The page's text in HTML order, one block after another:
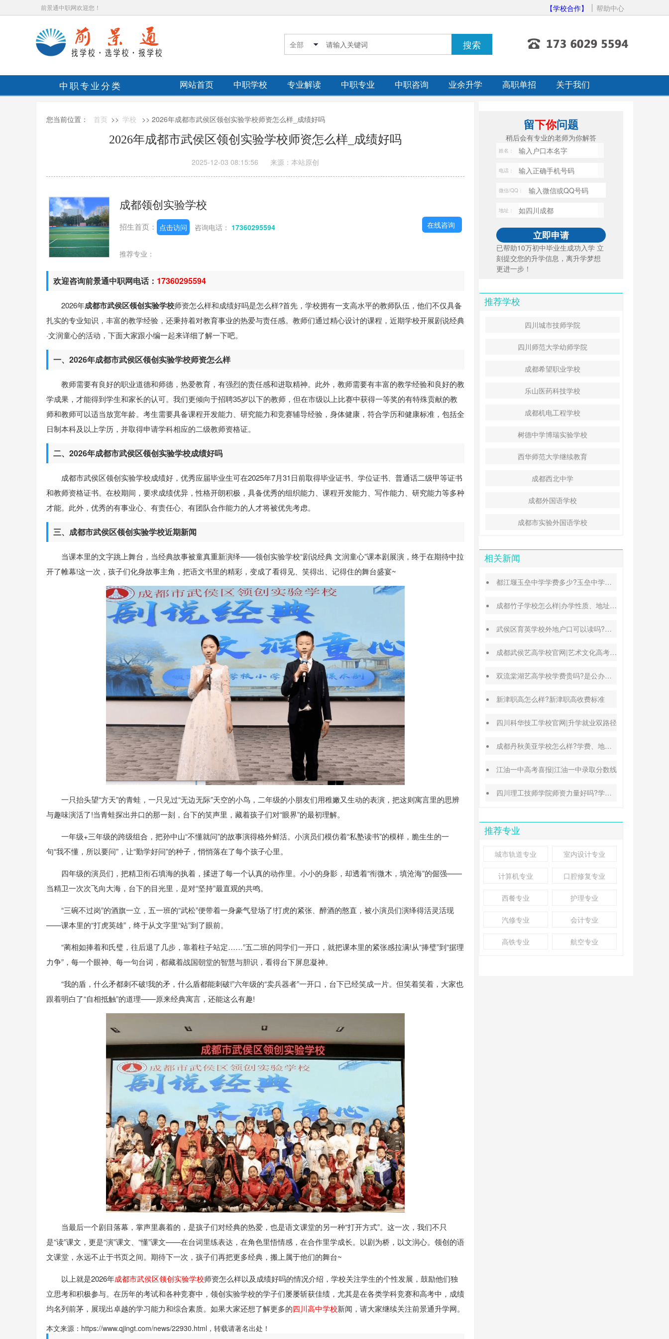
前景通中职网欢迎您！ 【学校合作】 帮助中心
中职专业分类 网站首页 中职学校 专业解读 中职专业 中职咨询 业余升学 高职单招 关于我们
您当前位置： 首页 >> 学校 >> 2026年成都市武侯区领创实验学校师资怎么样_成绩好吗
2026年成都市武侯区领创实验学校师资怎么样_成绩好吗
2025-12-03 08:15:56 来源：本站原创
成都领创实验学校
招生首页： 点击访问 咨询电话： 17360295594
推荐专业：
在线咨询
欢迎咨询前景通中职网电话： 17360295594
2026年成都市武侯区领创实验学校师资怎么样和成绩好吗是怎么样?首先，学校拥有一支高水平的教师队伍，他们不仅具备
扎实的专业知识，丰富的教学经验，还秉持着对教育事业的热爱与责任感。教师们通过精心设计的课程，近期学校开展剧说经典
·文润童心的活动，下面大家跟小编一起来详细了解一下吧。
一、2026年成都市武侯区领创实验学校师资怎么样
教师需要有良好的职业道德和师德，热爱教育，有强烈的责任感和进取精神。此外，教师需要有丰富的教学经验和良好的教
学成果，才能得到学生和家长的认可。我们更倾向于招聘35岁以下的教师，但在市级以上比赛中获得一等奖的有特殊贡献的教
师和教师可以适当放宽年龄。考生需要具备课程开发能力、研究能力和竞赛辅导经验，身体健康，符合学历和健康标准，包括全
日制本科及以上学历，并取得申请学科相应的二级教师资格证。
二、2026年成都市武侯区领创实验学校成绩好吗
成都市武侯区领创实验学校成绩好，优秀应届毕业生可在2025年7月31日前取得毕业证书、学位证书、普通话二级甲等证书
和教师资格证书。在校期间，要求成绩优异，性格开朗积极，具备优秀的组织能力、课程开发能力、写作能力、研究能力等多种
才能。此外，优秀的有事业心、有责任心、有团队合作能力的人才将被优先考虑。
三、成都市武侯区领创实验学校近期新闻
当课本里的文字跳上舞台，当经典故事被童真重新演绎——领创实验学校“剧说经典 文润童心”课本剧展演，终于在期待中拉
开了帷幕!这一次，孩子们化身故事主角，把语文书里的精彩，变成了看得见、笑得出、记得住的舞台盛宴~
一只抬头望“方天”的青蛙，一只见过“无边无际”天空的小鸟，二年级的小朋友们用稚嫩又生动的表演，把这则寓言里的思辨
与趣味演活了!当青蛙探出井口的那一刻，台下的笑声里，藏着孩子们对“眼界”的最初理解。
一年级+三年级的跨级组合，把孙中山“不懂就问”的故事演得格外鲜活。小演员们模仿着“私塾读书”的模样，脆生生的一
句“我不懂，所以要问”，让“勤学好问”的种子，悄悄落在了每个孩子心里。
四年级的演员们，把精卫衔石填海的执着，揉进了每一个认真的动作里。小小的身影，却透着“衔微木，填沧海”的倔强——
当精卫一次次飞向大海，台下的目光里，是对“坚持”最直观的共鸣。
“三碗不过岗”的酒旗一立，五一班的“武松”便带着一身豪气登场了!打虎的紧张、醉酒的憨直，被小演员们演绎得活灵活现
——课本里的“打虎英雄”，终于从文字里“站”到了眼前。
“蔺相如捧着和氏璧，往后退了几步，靠着柱子站定……”五二班的同学们一开口，就把课本里的紧张感拉满!从“捧璧”到“据理
力争”，每一个眼神、每一句台词，都藏着战国朝堂的智慧与胆识，看得台下屏息凝神。
“我的盾，什么矛都刺不破!我的矛，什么盾都能刺破!”六年级的“卖兵器者”一开口，台下已经笑成一片。但笑着笑着，大家也
跟着明白了“自相抵触”的道理——原来经典寓言，还能这么有趣!
当最后一个剧目落幕，掌声里裹着的，是孩子们对经典的热爱，也是语文课堂的另一种“打开方式”。这一次，我们不只
是“读”课文，更是“演”课文、“懂”课文——在台词里练表达，在角色里悟情感，在合作里学成长。以剧为桥，以文润心。领创的语
文课堂，永远不止于书页之间。期待下一次，孩子们再把更多经典，搬上属于他们的舞台~
以上就是2026年成都市武侯区领创实验学校师资怎么样以及成绩好吗的情况介绍，学校关注学生的个性发展，鼓励他们独
立思考和积极参与。在历年的考试和各种竞赛中，领创实验学校的学子们屡屡斩获佳绩，尤其是在各类学科竞赛和高考中，成绩
均名列前茅，展现出卓越的学习能力和综合素质。如果大家还想了解更多的四川高中学校新闻，请大家继续关注前景通升学网。
本文来源：https://www.qjingt.com/news/22930.html，转载请著名出处！
留下你问题
稍后会有专业的老师为你解答
姓名：
电话：
微信/QQ：
地址：
已帮助10万初中毕业生成功入学 立
刻提交您的升学信息，离升学梦想
更进一步！
推荐学校
四川城市技师学院
四川师范大学幼师学院
成都希望职业学校
乐山医药科技学校
成都机电工程学校
树德中学博瑞实验学校
西华师范大学继续教育
成都西北中学
成都外国语学校
成都市实验外国语学校
相关新闻
都江堰玉垒中学学费多少?玉垒中学录取分数线
成都竹子学校怎么样|办学性质、地址、学费汇总
武侯区育英学校外地户口可以读吗?转学插班条件
成都武侯艺高学校官网|艺术文化高考班能高考吗
双流棠湖艺高学校学费贵吗?是公办还是民办
新津职高怎么样?新津职高收费标准
四川科华技工学校官网|升学就业双路径
成都丹秋美亚学校怎么样?学费、地址、办学特色汇总
江油一中高考喜报|江油一中录取分数线
四川理工技师学院师资力量好吗?学校地址在哪里
推荐专业
城市轨道专业 室内设计专业
计算机专业 口腔修复专业
西餐专业 护理专业
汽修专业 会计专业
高铁专业 航空专业